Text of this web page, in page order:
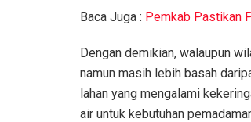
Baca Juga : Pemkab Pastikan
Dengan demikian, walaupun
namun masih lebih basah
lahan yang mengalami
air untuk kebutuhan